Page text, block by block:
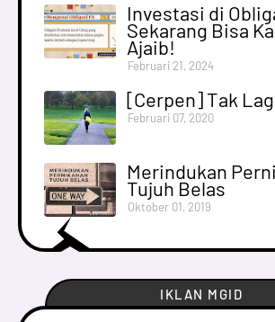
Investasi di
Sekarang Bisa
Ajaib!
Februari 21, 2024
[Cerpen] Tak
Februari 07, 2020
Merindukan
Tujuh Belas
Oktober 01, 2019
IKLAN MGID